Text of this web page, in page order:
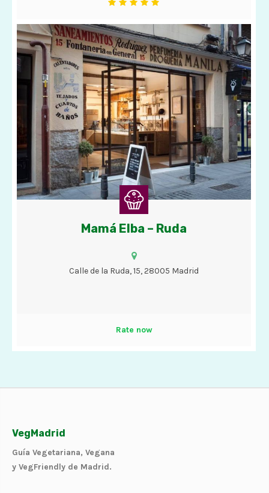
Cafés, tés, chocolate con churros, bizcochos, tartas y helados
Mamá Elba – Ruda
Calle de la Ruda, 15, 28005 Madrid
Rate now
VegMadrid
Guía Vegetariana, Vegana
y VegFriendly de Madrid.